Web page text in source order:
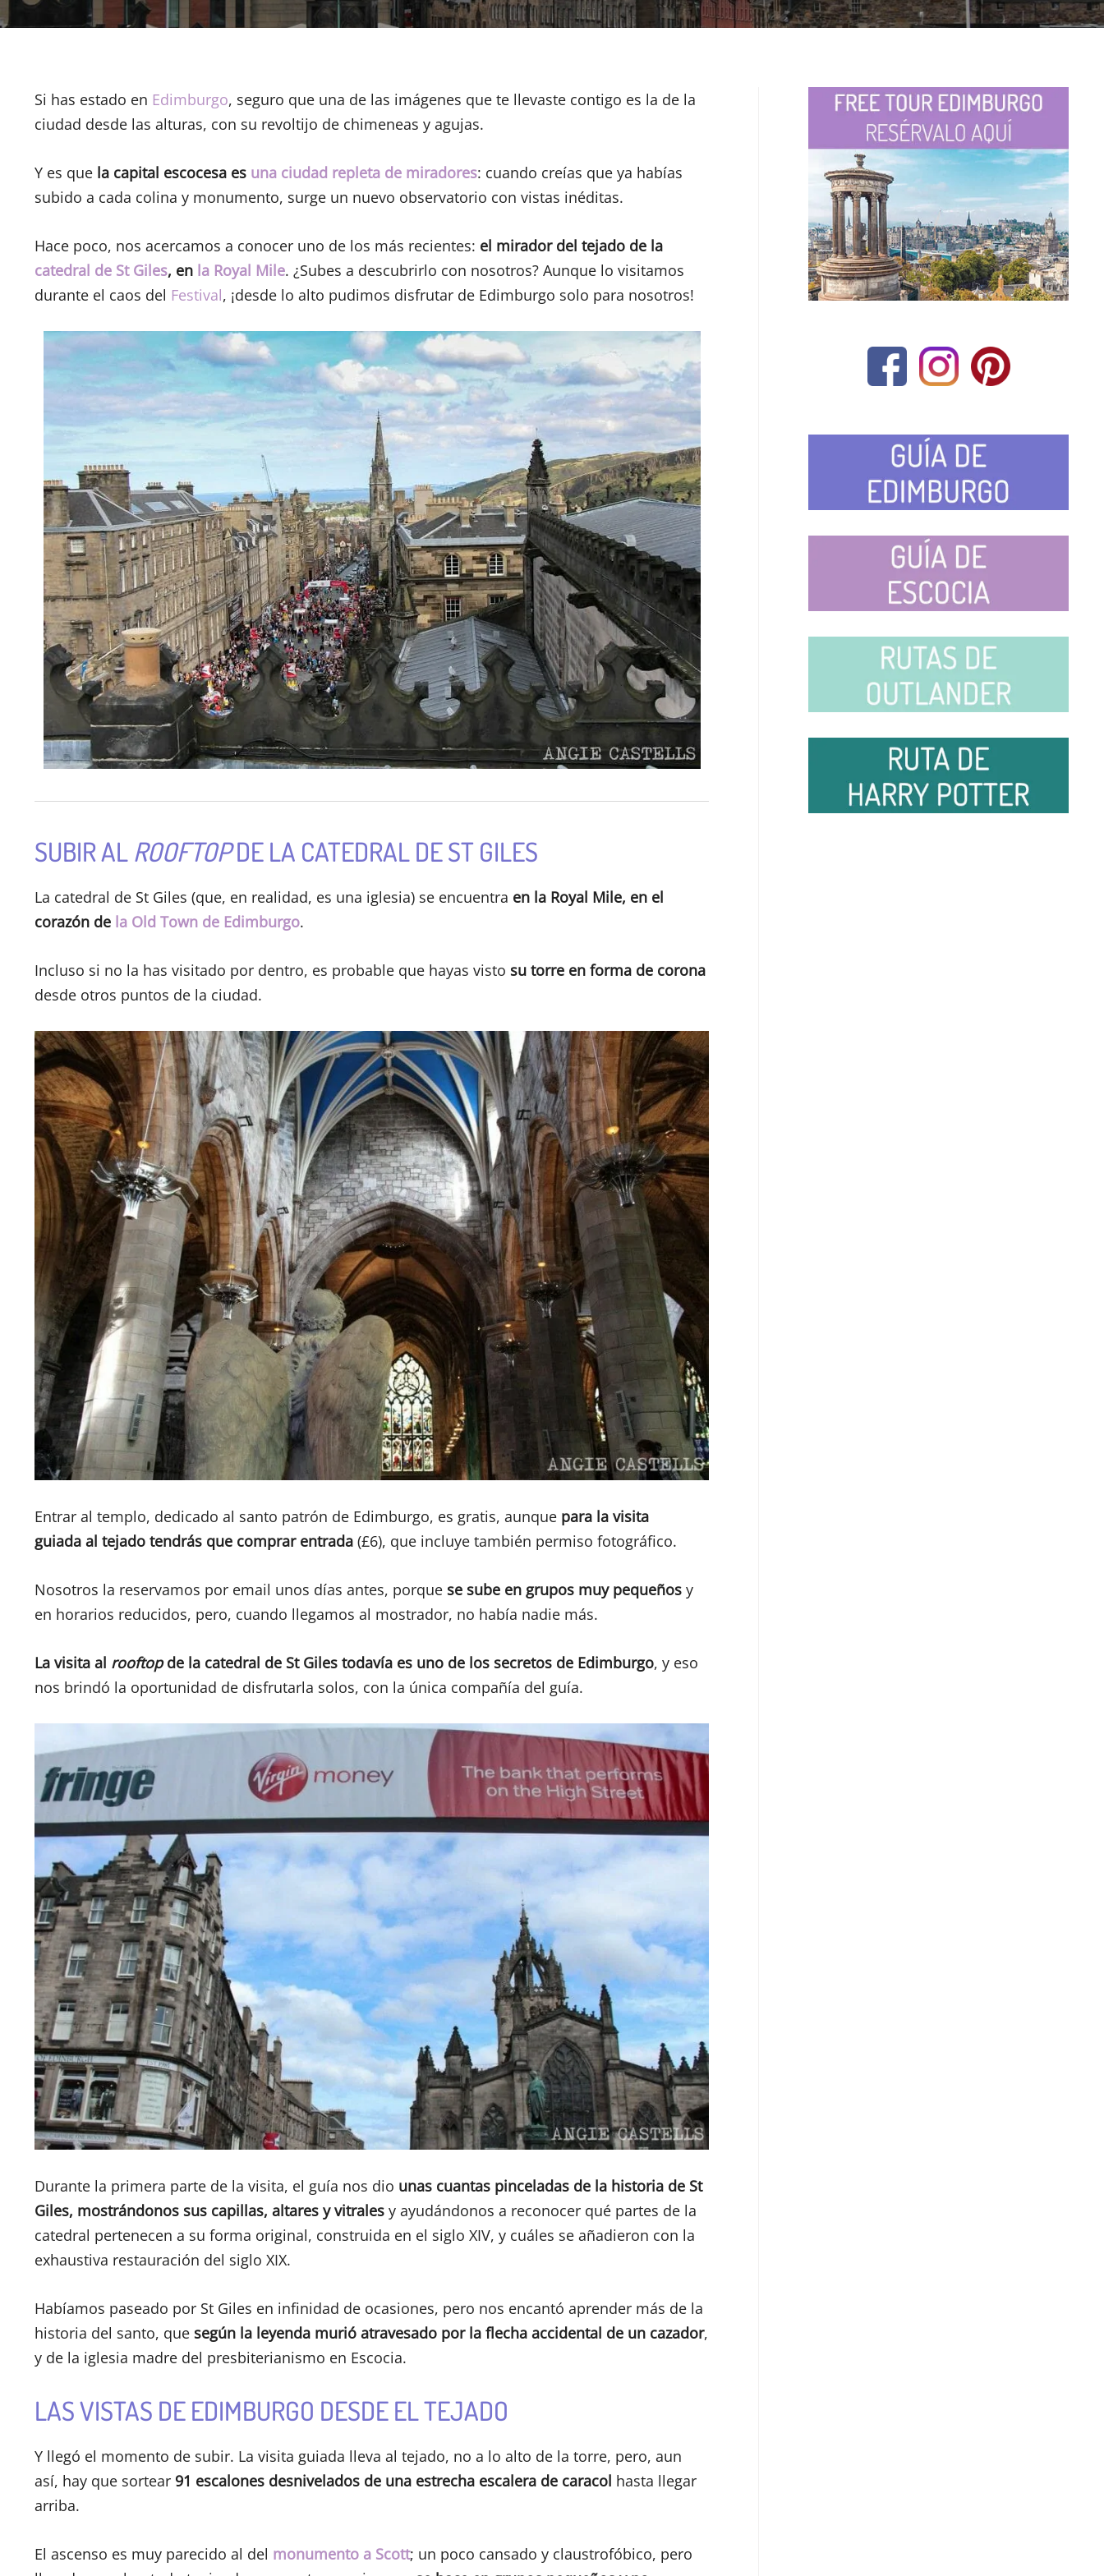
Si has estado en Edimburgo, seguro que una de las imágenes que te llevaste contigo es la de la
ciudad desde las alturas, con su revoltijo de chimeneas y agujas.
Y es que la capital escocesa es una ciudad repleta de miradores: cuando creías que ya habías
subido a cada colina y monumento, surge un nuevo observatorio con vistas inéditas.
Hace poco, nos acercamos a conocer uno de los más recientes: el mirador del tejado de la
catedral de St Giles, en la Royal Mile. ¿Subes a descubrirlo con nosotros? Aunque lo visitamos
durante el caos del Festival, ¡desde lo alto pudimos disfrutar de Edimburgo solo para nosotros!
SUBIR ALROOFTOPDE LA CATEDRAL DE ST GILES
La catedral de St Giles (que, en realidad, es una iglesia) se encuentra en la Royal Mile, en el
corazón de la Old Town de Edimburgo.
Incluso si no la has visitado por dentro, es probable que hayas visto su torre en forma de corona
desde otros puntos de la ciudad.
Entrar al templo, dedicado al santo patrón de Edimburgo, es gratis, aunque para la visita
guiada al tejado tendrás que comprar entrada (£6), que incluye también permiso fotográfico.
Nosotros la reservamos por email unos días antes, porque se sube en grupos muy pequeños y
en horarios reducidos, pero, cuando llegamos al mostrador, no había nadie más.
La visita al rooftopde la catedral de St Giles todavía es uno de los secretos de Edimburgo, y eso
nos brindó la oportunidad de disfrutarla solos, con la única compañía del guía.
Durante la primera parte de la visita, el guía nos dio unas cuantas pinceladas de la historia de St
Giles, mostrándonos sus capillas, altares y vitrales y ayudándonos a reconocer qué partes de la
catedral pertenecen a su forma original, construida en el siglo XIV, y cuáles se añadieron con la
exhaustiva restauración del siglo XIX.
Habíamos paseado por St Giles en infinidad de ocasiones, pero nos encantó aprender más de la
historia del santo, que según la leyenda murió atravesado por la flecha accidental de un cazador,
y de la iglesia madre del presbiterianismo en Escocia.
LAS VISTAS DE EDIMBURGO DESDE EL TEJADO
Y llegó el momento de subir. La visita guiada lleva al tejado, no a lo alto de la torre, pero, aun
así, hay que sortear 91 escalones desnivelados de una estrecha escalera de caracol hasta llegar
arriba.
El ascenso es muy parecido al del monumento a Scott; un poco cansado y claustrofóbico, pero